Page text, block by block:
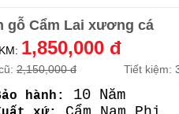
gỗ Cẩm Lai xương cá
1,850,000 đ
2,150,000 đ Tiết kiệm:
hành: 10 Năm